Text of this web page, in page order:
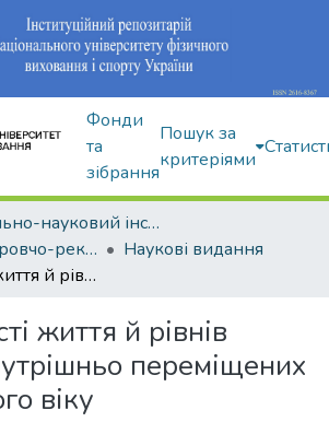
Фонди
та
зібрання
Пошук за
критеріями
Навчально-науковий інститут здоров'я, реабілітації та фізичного виховання
Кафедра оздоровчо-рекреаційної рухової активності
Наукові видання
Аналіз якості життя й рівнів депресії внутрішньо переміщених жінок зрілого віку
життя й рівнів
переміщених
віку